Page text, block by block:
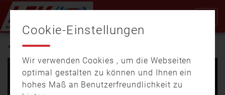
SCHADEN
13.07.18:05
00:34
18:52
Polizei/Feuerwehr Landshut
Cookie-Einstellungen
Wir verwenden Cookies , um die Webseiten
optimal gestalten zu können und Ihnen ein
hohes Maß an Benutzerfreundlichkeit zu